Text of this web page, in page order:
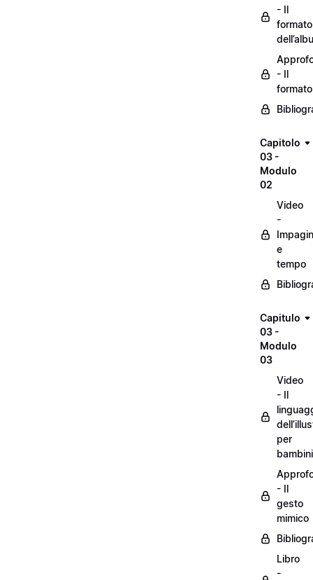
- Il
formato
- Il
formato
Capitolo
03 -
Modulo
02
Video
-
e
tempo
Capitulo
03 -
Modulo
03
Video
- Il
per
bambini
- Il
gesto
mimico
Libro
-